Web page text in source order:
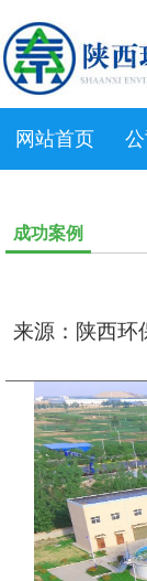
网站首页
成功案例
来源：陕西环